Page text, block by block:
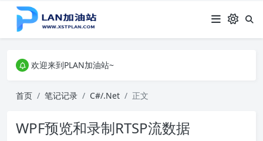
欢迎来到PLAN加油站~
欢迎来到PLAN加油站~
首页 笔记记录 C#/.Net 正文
WPF预览和录制RTSP流数据